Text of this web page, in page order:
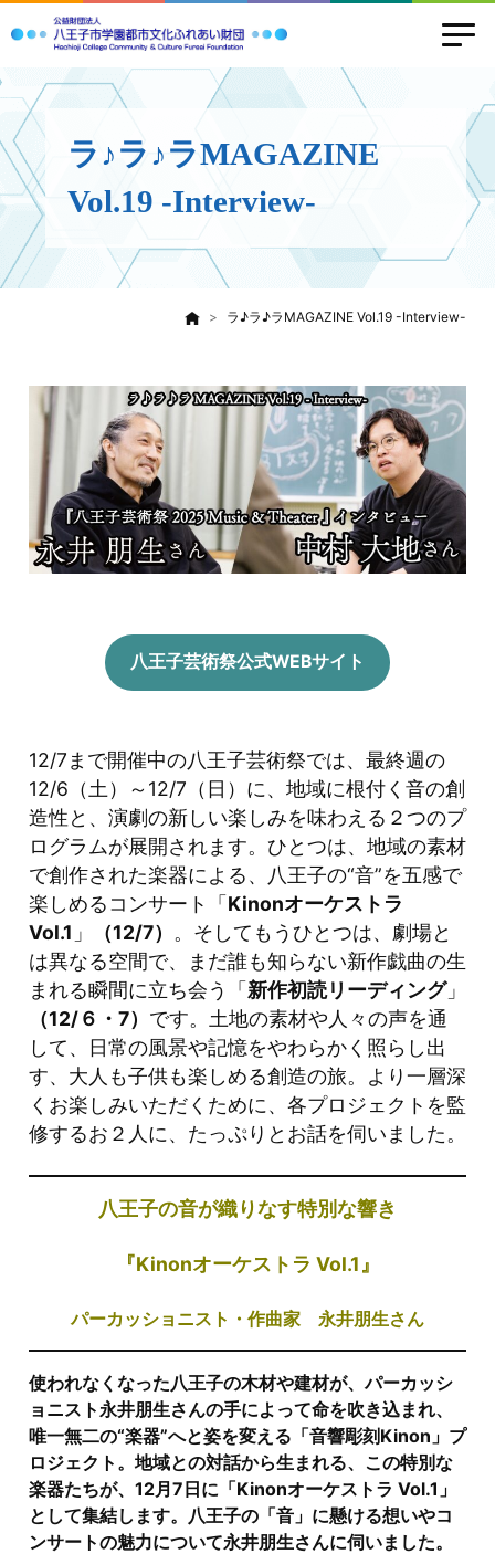
ラ♪ラ♪ラMAGAZINE
Vol.19 -Interview-
ラ♪ラ♪ラMAGAZINE Vol.19 -Interview-
八王子芸術祭公式WEBサイト
12/7まで開催中の八王子芸術祭では、最終週の
12/6（土）～12/7（日）に、地域に根付く音の創
造性と、演劇の新しい楽しみを味わえる２つのプ
ログラムが展開されます。ひとつは、地域の素材
で創作された楽器による、八王子の“音”を五感で
楽しめるコンサート「 Kinonオーケストラ
Vol.1 」 （12/7） 。そしてもうひとつは、劇場と
は異なる空間で、まだ誰も知らない新作戯曲の生
まれる瞬間に立ち会う「 新作初読リーディング」
（12/６・7） です。土地の素材や人々の声を通
して、日常の風景や記憶をやわらかく照らし出
す、大人も子供も楽しめる創造の旅。より一層深
くお楽しみいただくために、各プロジェクトを監
修するお２人に、たっぷりとお話を伺いました。
八王子の音が織りなす特別な響き
『Kinonオーケストラ Vol.1』
パーカッショニスト・作曲家 永井朋生さん
使われなくなった八王子の木材や建材が、パーカッシ
ョニスト永井朋生さんの手によって命を吹き込まれ、
唯一無二の“楽器”へと姿を変える「音響彫刻Kinon」プ
ロジェクト。地域との対話から生まれる、この特別な
楽器たちが、12月7日に「Kinonオーケストラ Vol.1」
として集結します。八王子の「音」に懸ける想いやコ
ンサートの魅力について永井朋生さんに伺いました。